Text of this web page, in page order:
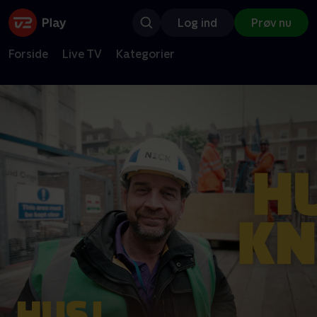
Log ind Prøv nu
Forside Live TV Kategorier